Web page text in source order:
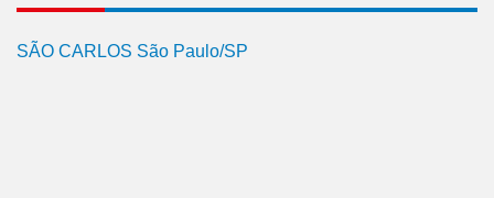
SÃO CARLOS São Paulo/SP